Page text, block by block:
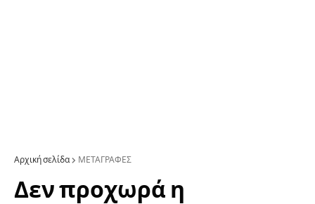
Αρχική σελίδα ΜΕΤΑΓΡΑΦΕΣ
Δεν προχωρά η